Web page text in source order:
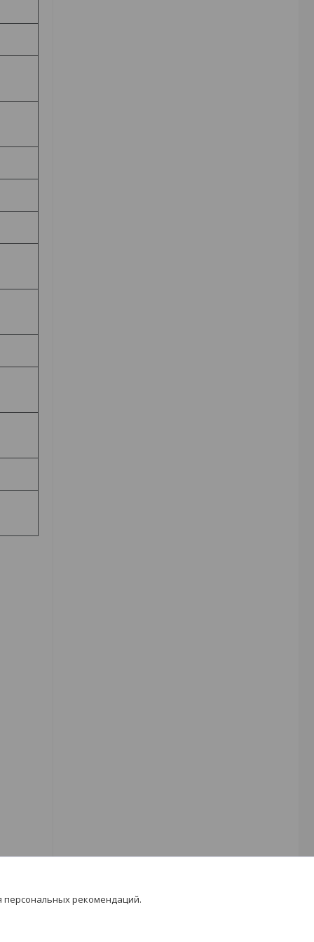
персональных рекомендаций.